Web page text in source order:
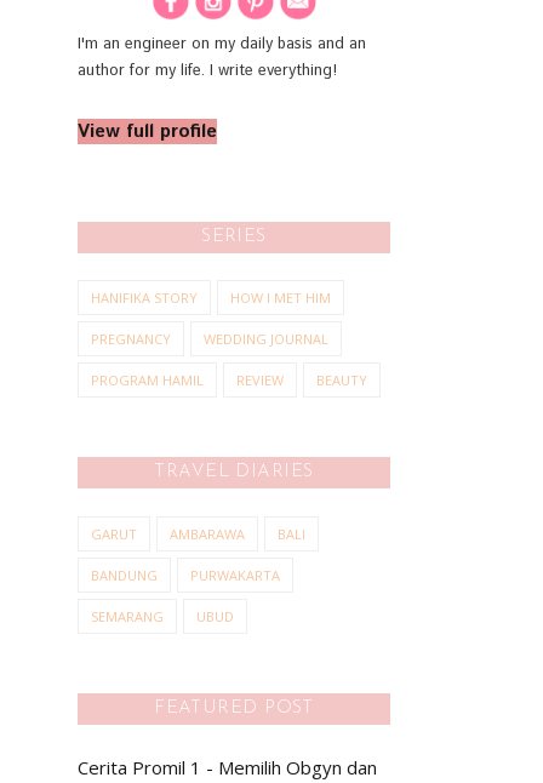
I'm an engineer on my daily basis and an
author for my life. I write everything!
View full profile
SERIES
HANIFIKA STORY HOW I MET HIM
PREGNANCY WEDDING JOURNAL
PROGRAM HAMIL REVIEW BEAUTY
TRAVEL DIARIES
GARUT AMBARAWA BALI
BANDUNG PURWAKARTA
SEMARANG UBUD
FEATURED POST
Cerita Promil 1 - Memilih Obgyn dan